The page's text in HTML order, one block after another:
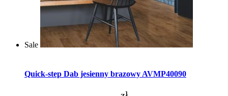
Sale
Quick-step Dab jesienny brazowy AVMP40090